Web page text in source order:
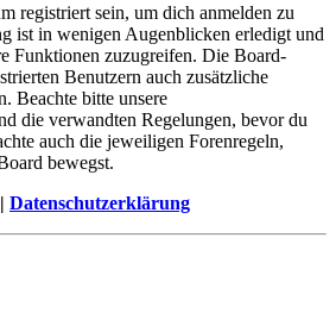
registriert sein, um dich anmelden zu
ist in wenigen Augenblicken erledigt und
Funktionen zuzugreifen. Die Board-
Benutzern auch zusätzliche
Beachte bitte unsere
die verwandten Regelungen, bevor du
auch die jeweiligen Forenregeln,
bewegst.
| Datenschutzerklärung